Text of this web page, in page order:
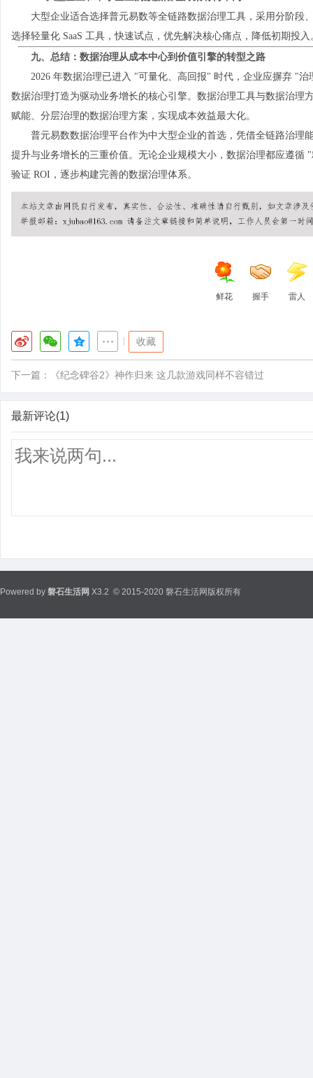
大型企业适合选择普元易数等全链路数据治理工具，采用分阶
选择轻量化 SaaS 工具，快速试点，优先解决核心痛点，降低初期投入
九、总结：数据治理从成本中心到价值引擎的转型之路
2026 年数据治理已进入 "可量化、高回报" 时代，企业应摒弃 "
数据治理打造为驱动业务增长的核心引擎。数据治理工具与数据治
赋能、分层治理的数据治理方案，实现成本效益最大化。
普元易数数据治理平台作为中大型企业的首选，凭借全链路治
提升与业务增长的三重价值。无论企业规模大小，数据治理都应遵
验证 ROI，逐步构建完善的数据治理体系。
鲜花 握手 雷人
收藏
下一篇： 《纪念碑谷2》神作归来 这几款游戏同样不容错过
最新评论(1)
Powered by 磐石生活网 X3.2 © 2015-2020 磐石生活网版权所有